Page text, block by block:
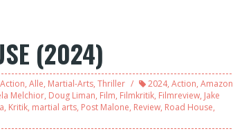
(2024)
Action, Alle, Martial-Arts, Thriller 2024, Action, Amazon
Melchior, Doug Liman, Film, Filmkritik, Filmreview, Jake
, Kritik, martial arts, Post Malone, Review, Road House,